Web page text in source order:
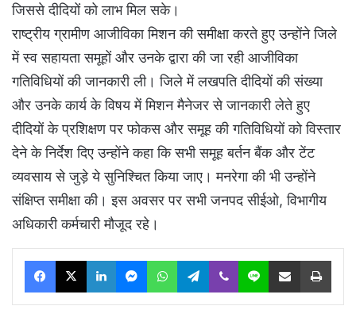
जिससे दीदियों को लाभ मिल सके।
राष्ट्रीय ग्रामीण आजीविका मिशन की समीक्षा करते हुए उन्होंने जिले
में स्व सहायता समूहों और उनके द्वारा की जा रही आजीविका
गतिविधियों की जानकारी ली। जिले में लखपति दीदियों की संख्या
और उनके कार्य के विषय में मिशन मैनेजर से जानकारी लेते हुए
दीदियों के प्रशिक्षण पर फोकस और समूह की गतिविधियों को विस्तार
देने के निर्देश दिए उन्होंने कहा कि सभी समूह बर्तन बैंक और टेंट
व्यवसाय से जुड़े ये सुनिश्चित किया जाए। मनरेगा की भी उन्होंने
संक्षिप्त समीक्षा की। इस अवसर पर सभी जनपद सीईओ, विभागीय
अधिकारी कर्मचारी मौजूद रहे।
Facebook
X LinkedInMessengerWhatsAppTelegram
Viber Line Share via Email Print